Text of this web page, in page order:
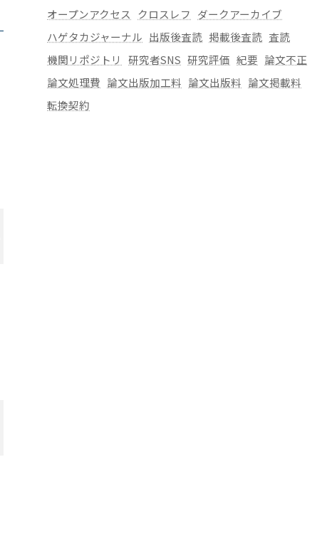
オープンアクセス クロスレフ ダークアーカイブ
ハゲタカジャーナル 出版後査読 掲載後査読 査読
機関リポジトリ
研究者SNS 研究評価 紀要 論文不正
論文処理費 論文出版加工料 論文出版料 論文掲載料
転換契約